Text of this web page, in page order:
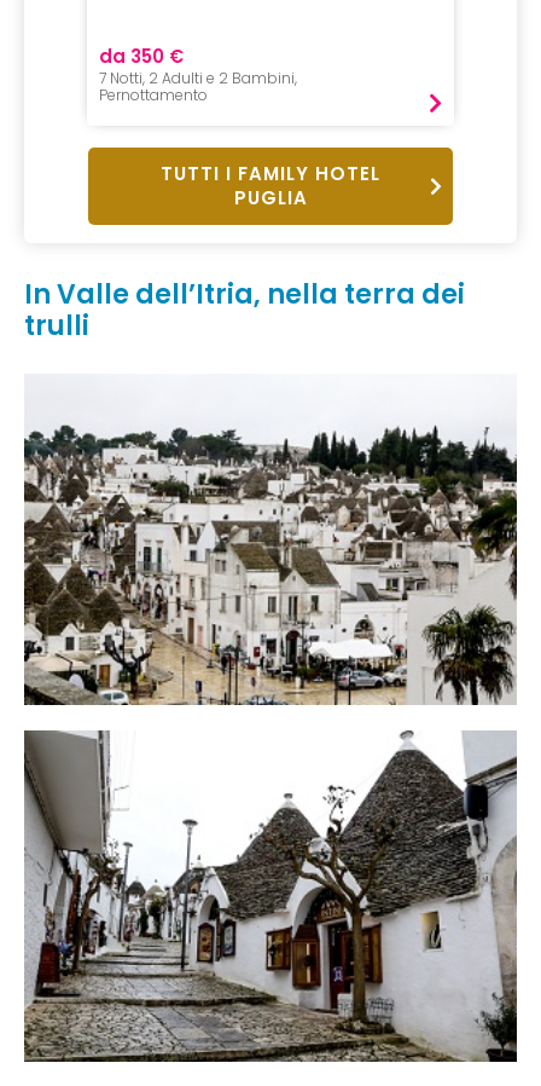
da 350 €
7 Notti, 2 Adulti e 2 Bambini,
Pernottamento
TUTTI I FAMILY HOTEL
PUGLIA
In Valle dell’Itria, nella terra dei
trulli